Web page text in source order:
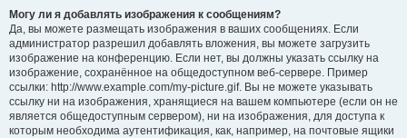
Могу ли я добавлять изображения к сообщениям?
Да, вы можете размещать изображения в ваших сообщениях. Если
администратор разрешил добавлять вложения, вы можете загрузить
изображение на конференцию. Если нет, вы должны указать ссылку на
изображение, сохранённое на общедоступном веб-сервере. Пример
ссылки: http://www.example.com/my-picture.gif. Вы не можете указывать
ссылку ни на изображения, хранящиеся на вашем компьютере (если он не
является общедоступным сервером), ни на изображения, для доступа к
которым необходима аутентификация, как, например, на почтовые ящики